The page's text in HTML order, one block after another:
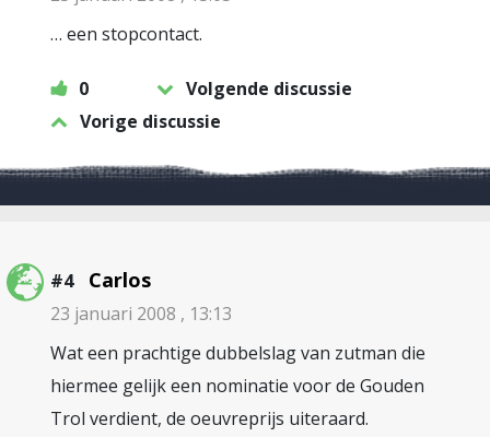
… een stopcontact.
0
Volgende discussie
Vorige discussie
#4 Carlos
23 januari 2008 , 13:13
Wat een prachtige dubbelslag van zutman die
hiermee gelijk een nominatie voor de Gouden
Trol verdient, de oeuvreprijs uiteraard.